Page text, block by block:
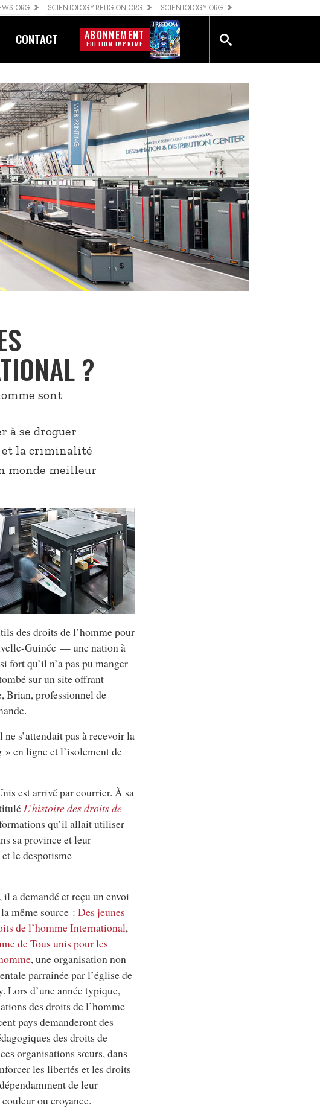
SCIENTOLOGY RELIGION.ORG SCIENTOLOGY.ORG
CONTACT ABONNEMENT
ÉDITION IMPRIMÉ
?
sont
à se droguer
et la criminalité
monde meilleur
des droits de l’homme pour
Guinée — une nation à
fort qu’il n’a pas pu manger
sur un site offrant
Brian, professionnel de
s’attendait pas à recevoir la
» en ligne et l’isolement de
est arrivé par courrier. À sa
L’histoire des droits de
qu’il allait utiliser
sa province et leur
le despotisme
il a demandé et reçu un envoi
même source : Des jeunes
de l’homme International,
de Tous unis pour les
, une organisation non
parrainée parl’église de
. Lors d’une année typique,
des droits de l’homme
pays demanderont des
des droits de
organisations sœurs, dans
les libertés et les droits
de leur
ou croyance.